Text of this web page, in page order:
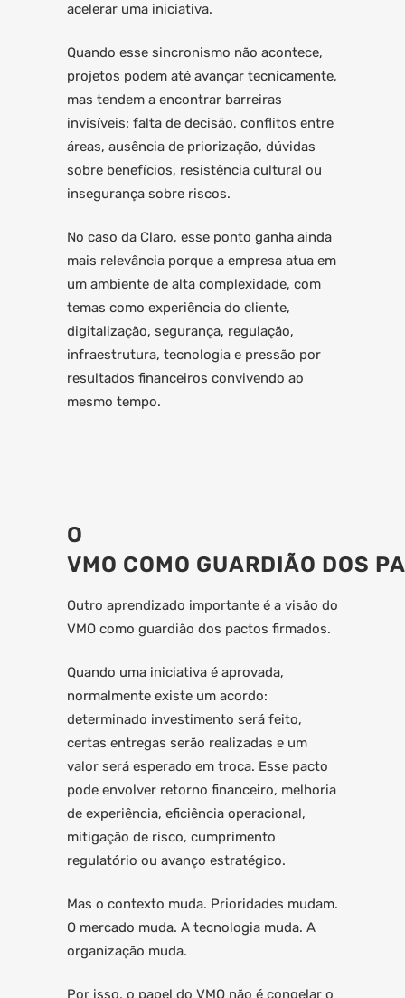
acelerar uma iniciativa.
Quando esse sincronismo não acontece,
projetos podem até avançar tecnicamente,
mas tendem a encontrar barreiras
invisíveis: falta de decisão, conflitos entre
áreas, ausência de priorização, dúvidas
sobre benefícios, resistência cultural ou
insegurança sobre riscos.
No caso da Claro, esse ponto ganha ainda
mais relevância porque a empresa atua em
um ambiente de alta complexidade, com
temas como experiência do cliente,
digitalização, segurança, regulação,
infraestrutura, tecnologia e pressão por
resultados financeiros convivendo ao
mesmo tempo.
O
VMO COMO GUARDIÃO DOS
Outro aprendizado importante é a visão do
VMO como guardião dos pactos firmados.
Quando uma iniciativa é aprovada,
normalmente existe um acordo:
determinado investimento será feito,
certas entregas serão realizadas e um
valor será esperado em troca. Esse pacto
pode envolver retorno financeiro, melhoria
de experiência, eficiência operacional,
mitigação de risco, cumprimento
regulatório ou avanço estratégico.
Mas o contexto muda. Prioridades mudam.
O mercado muda. A tecnologia muda. A
organização muda.
Por isso, o papel do VMO não é congelar o